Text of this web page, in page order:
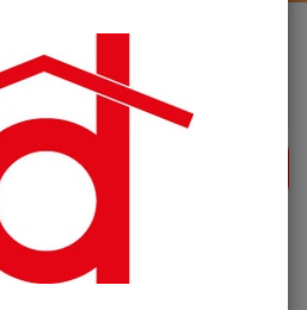
spray aérosol 75ml - O'lysée